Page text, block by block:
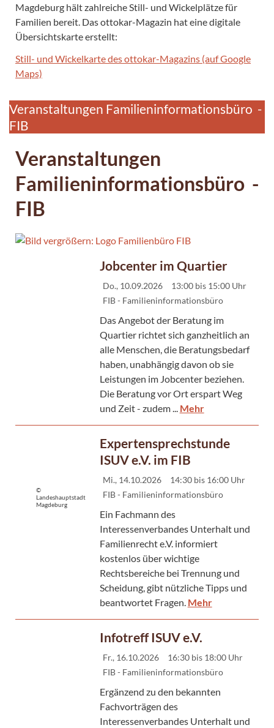
Magdeburg hält zahlreiche Still- und Wickelplätze für
Familien bereit. Das ottokar-Magazin hat eine digitale
Übersichtskarte erstellt:
Still- und Wickelkarte des ottokar-Magazins (auf Google
Maps)
Veranstaltungen Familieninformationsbüro -
FIB
Veranstaltungen
Familieninformationsbüro -
FIB
Jobcenter im Quartier
Do., 10.09.2026
13:00 bis 15:00 Uhr
FIB - Familieninformationsbüro
Das Angebot der Beratung im
Quartier richtet sich ganzheitlich an
alle Menschen, die Beratungsbedarf
haben, unabhängig davon ob sie
Leistungen im Jobcenter beziehen.
Die Beratung vor Ort erspart Weg
und Zeit - zudem ... Mehr
Expertensprechstunde
ISUV e.V. im FIB
Mi., 14.10.2026
14:30 bis 16:00 Uhr
FIB - Familieninformationsbüro
Ein Fachmann des
Interessenverbandes Unterhalt und
Familienrecht e.V. informiert
kostenlos über wichtige
Rechtsbereiche bei Trennung und
Scheidung, gibt nützliche Tipps und
beantwortet Fragen. Mehr
©
Landeshauptstadt
Magdeburg
Infotreff ISUV e.V.
Fr., 16.10.2026
16:30 bis 18:00 Uhr
FIB - Familieninformationsbüro
Ergänzend zu den bekannten
Fachvorträgen des
Interessenverbandes Unterhalt und